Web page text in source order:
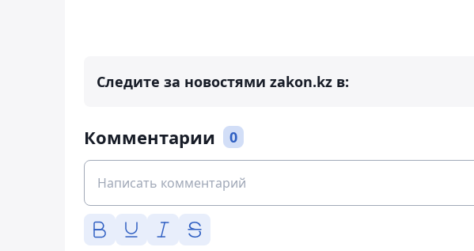
Следите за новостями zakon.kz в:
Комментарии 0